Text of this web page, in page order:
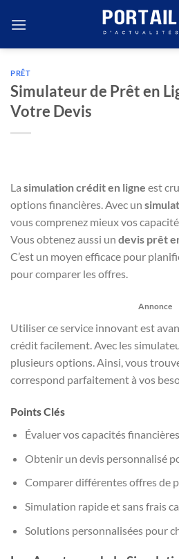
PRÊT
Simulateur de Prêt en
Votre Devis
La simulation crédit en ligne est
options financières. Avec un
vous comprenez mieux vos
Vous obtenez aussi un devis prêt
C’est un moyen efficace pour
pour comparer les offres.
Annonce
Utiliser ce service innovant est
crédit facilement. Avec les
plusieurs options. Ainsi, vous
correspond parfaitement à vos
Points Clés
Évaluer vos capacités
Obtenir un devis personnalisé
Comparer différentes offres de
Simulation rapide et sans frais
Solutions personnalisées pour